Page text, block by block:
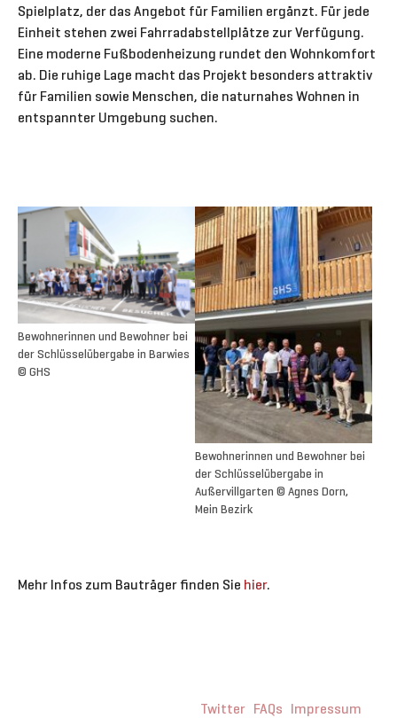
Spielplatz, der das Angebot für Familien ergänzt. Für jede
Einheit stehen zwei Fahrradabstellplätze zur Verfügung.
Eine moderne Fußbodenheizung rundet den Wohnkomfort
ab. Die ruhige Lage macht das Projekt besonders attraktiv
für Familien sowie Menschen, die naturnahes Wohnen in
entspannter Umgebung suchen.
Bewohnerinnen und Bewohner bei
der Schlüsselübergabe in Barwies
© GHS
Bewohnerinnen und Bewohner bei
der Schlüsselübergabe in
Außervillgarten © Agnes Dorn,
Mein Bezirk
Mehr Infos zum Bauträger finden Sie hier.
Twitter FAQs Impressum